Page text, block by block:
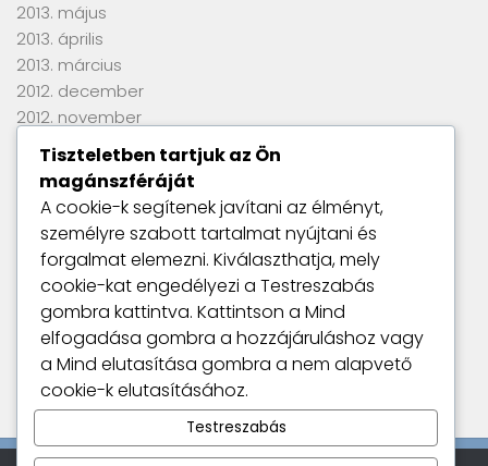
2013. május
2013. április
2013. március
2012. december
2012. november
2012. szeptember
2012. június
2012. április
2012. március
2012. január
2011. szeptember
Utolsó kommentek
Nincs megjeleníthető bejegyzés.
Tiszteletben tartjuk az Ön
magánszféráját
A cookie-k segítenek javítani az élményt,
személyre szabott tartalmat nyújtani és
forgalmat elemezni. Kiválaszthatja, mely
cookie-kat engedélyezi a Testreszabás
gombra kattintva. Kattintson a Mind
elfogadása gombra a hozzájáruláshoz vagy
a Mind elutasítása gombra a nem alapvető
cookie-k elutasításához.
Testreszabás